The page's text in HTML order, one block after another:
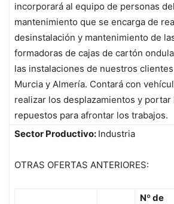
incorporará al equipo de personas
mantenimiento que se encarga de
desinstalación y mantenimiento de
formadoras de cajas de cartón
las instalaciones de nuestros
Murcia y Almería. Contará con
realizar los desplazamientos y
repuestos para afrontar los trabajos.
Sector Productivo: Industria
OTRAS OFERTAS ANTERIORES:
Nº de